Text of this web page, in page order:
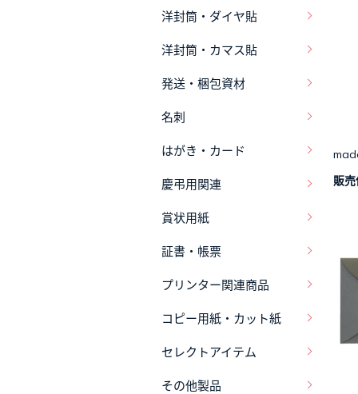
販
洋封筒・ダイヤ貼
洋封筒・カマス貼
発送・梱包資材
名刺
はがき・カード
慶弔用関連
賞状用紙
証書・帳票
プリンター関連商品
コピー用紙・カット紙
セレクトアイテム
その他製品